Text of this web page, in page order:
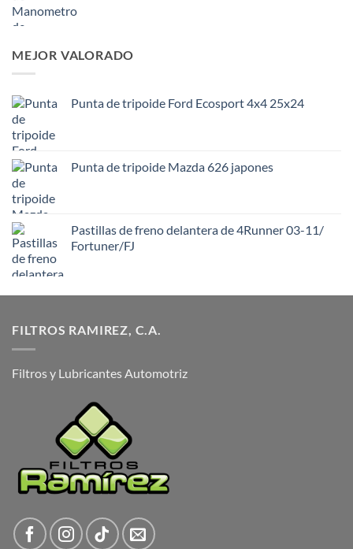
MEJOR VALORADO
Punta de tripoide Ford Ecosport 4x4 25x24
Punta de tripoide Mazda 626 japones
Pastillas de freno delantera de 4Runner 03-11/
Fortuner/FJ
FILTROS RAMIREZ, C.A.
Filtros y Lubricantes Automotriz